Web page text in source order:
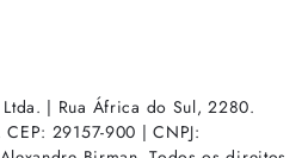
| Rua África do Sul, 2280.
29157-900 | CNPJ: